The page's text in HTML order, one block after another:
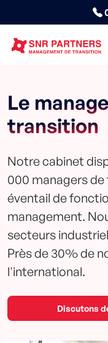
Le
transition
Notre cabinet
000 managers
éventail de
management.
secteurs
Près de 30% de
l'international.
Discutons